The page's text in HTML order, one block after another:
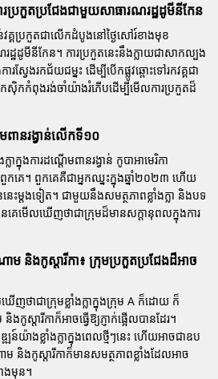
រប្រកួតប្រជែងជាមួយសាធារណរដ្ឋដូមីនីកែន
គប្រកួតជាលើកដំបូងនៅថ្ងៃសៅរ៍ខាងមុខ
ឋដូមីនីកែន។ ការប្រកួតនេះនឹងក្លាយជាសាកល្បង
វែងរកជ័យជម្នះ ដើម្បីបើកផ្លូវឆ្ពោះទៅរកវគ្គជា
កស៊ិកកំពុងរង់ចាំយ៉ាងរំភើបដើម្បីមើលការប្រកួតដ៏
នរង្វាន់លើកទី១០
នុងការដណ្តើមពានរង្វាន់ កូបាអាមេរិកា
កគេ។ ពួកគេគឺជាអ្នកឈ្នះក្នុងឆ្នាំ២០២៣ ហើយ
ន់នេះម្តងទៀត។ ជាមួយនឹងសមត្ថភាពខ្លាំងក្លា និងបទ
គេមើលឃើញថាជាក្រុមដ៏មានសក្តានុពលក្នុងការ
និងកូស្តារីកា៖ ក្រុមប្រកួតប្រជែងដ៏អាច
ញថាជាក្រុមខ្លាំងក្លាក្នុងក្រុម A ក៏ដោយ ក៏
ស្តារីកាក៏អាចធ្វើឱ្យភ្ញាក់ផ្អើលបានដែរ។
ឍន៍យ៉ាងខ្លាំងក្លាក្នុងពេលថ្មីៗនេះ ហើយអាចជាឧប
ងកូស្តារីកាក៏មានសមត្ថភាពខ្លាំងដែលអាច
ងមុន។